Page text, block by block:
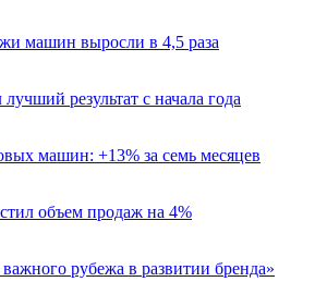
машин выросли в 4,5 раза
результат с начала года
машин: +13% за семь месяцев
объем продаж на 4%
рубежа в развитии бренда»